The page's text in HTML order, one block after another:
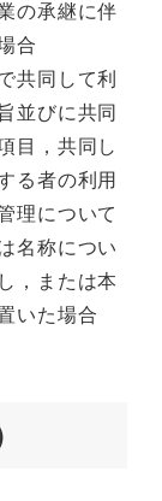
の承継に伴
合
共同して利
並びに共同
目，共同し
る者の利用
理について
名称につい
，または本
いた場合